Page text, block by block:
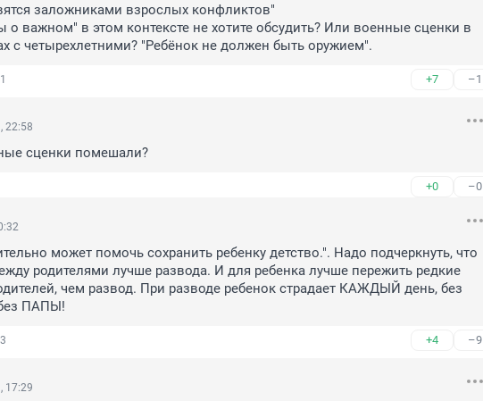
заложниками взрослых конфликтов"
о важном" в этом контексте не хотите обсудить? Или военные сценки в
с четырехлетними? "Ребёнок не должен быть оружием".
1 +7 –1
22:58
сценки помешали?
+0 –0
может помочь сохранить ребенку детство.". Надо подчеркнуть, что
родителями лучше развода. И для ребенка лучше пережить редкие
чем развод. При разводе ребенок страдает КАЖДЫЙ день, без
ПАПЫ!
3 +4 –9
17:29